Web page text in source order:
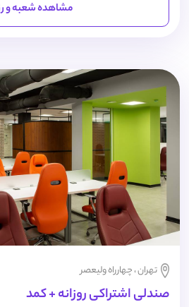
مشاهده شعبه و
تهران ، چهارراه ولیعصر
صندلی اشتراکی روزانه + کمد